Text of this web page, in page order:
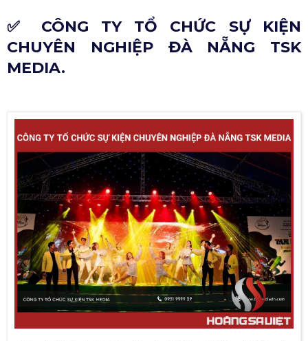
✅ CÔNG TY TỔ CHỨC SỰ KIỆN
CHUYÊN NGHIỆP ĐÀ NẴNG TSK
MEDIA.